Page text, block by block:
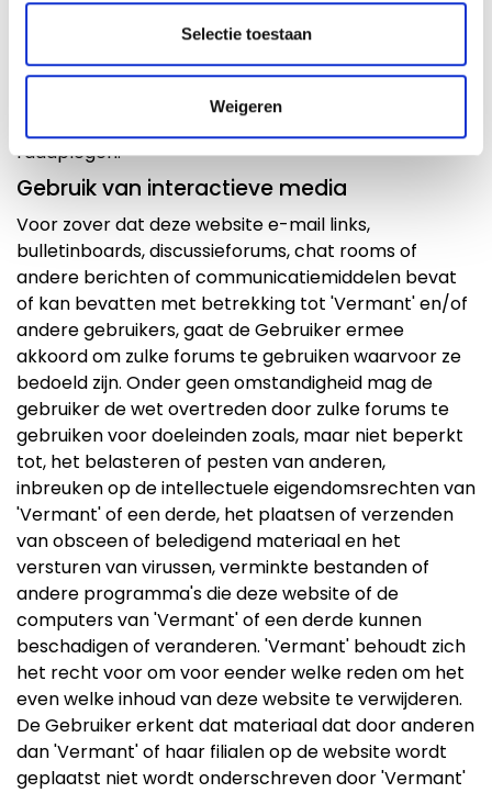
Selectie toestaan
Weigeren
Gebruiker behoudt 'Vermant' zich het recht voor om
naar eigen goeddunken de Gebruiker het gebruik
van de website te ontzeggen of de Gebruiker te
raadplegen.
Gebruik van interactieve media
Voor zover dat deze website e-mail links,
bulletinboards, discussieforums, chat rooms of
andere berichten of communicatiemiddelen bevat
of kan bevatten met betrekking tot 'Vermant' en/of
andere gebruikers, gaat de Gebruiker ermee
akkoord om zulke forums te gebruiken waarvoor ze
bedoeld zijn. Onder geen omstandigheid mag de
gebruiker de wet overtreden door zulke forums te
gebruiken voor doeleinden zoals, maar niet beperkt
tot, het belasteren of pesten van anderen,
inbreuken op de intellectuele eigendomsrechten van
'Vermant' of een derde, het plaatsen of verzenden
van obsceen of beledigend materiaal en het
versturen van virussen, verminkte bestanden of
andere programma's die deze website of de
computers van 'Vermant' of een derde kunnen
beschadigen of veranderen. 'Vermant' behoudt zich
het recht voor om voor eender welke reden om het
even welke inhoud van deze website te verwijderen.
De Gebruiker erkent dat materiaal dat door anderen
dan 'Vermant' of haar filialen op de website wordt
geplaatst niet wordt onderschreven door 'Vermant'